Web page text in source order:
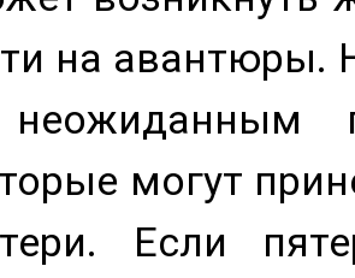
на авантюры.
могут
Если